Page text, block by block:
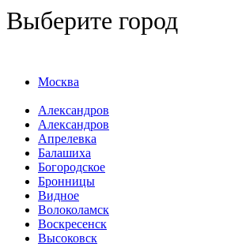
Выберите город
Москва
Александров
Александров
Апрелевка
Балашиха
Богородское
Бронницы
Видное
Волоколамск
Воскресенск
Высоковск